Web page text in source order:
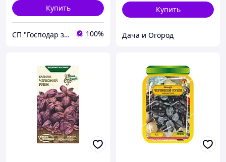
Купить
СП "Господар земли" 100%
Купить
Дача и Огород